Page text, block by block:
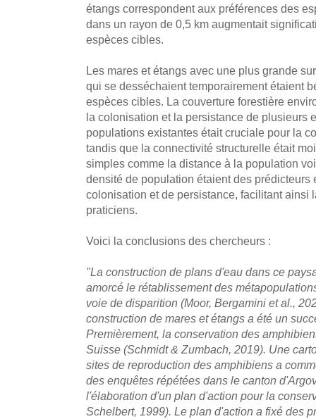
étangs correspondent aux préférences des
dans un rayon de 0,5 km augmentait
espèces cibles.
Les mares et étangs avec une plus grande
qui se desséchaient temporairement étaient
espèces cibles. La couverture forestière
la colonisation et la persistance de plusieurs
populations existantes était cruciale pour la
tandis que la connectivité structurelle était
simples comme la distance à la population
densité de population étaient des prédicteurs
colonisation et de persistance, facilitant ainsi
praticiens.
Voici la conclusions des chercheurs :
"La construction de plans d'eau dans ce
amorcé le rétablissement des
voie de disparition (Moor, Bergamini et al.,
construction de mares et étangs a été un
Premièrement, la conservation des
Suisse (Schmidt & Zumbach, 2019). Une
sites de reproduction des amphibiens a
des enquêtes répétées dans le canton
l'élaboration d'un plan d'action pour la
Schelbert, 1999). Le plan d'action a fixé des